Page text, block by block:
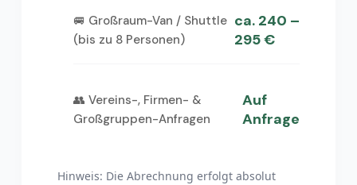
🚐 Großraum-Van / Shuttle
(bis zu 8 Personen)
ca. 240 –
295 €
👥 Vereins-, Firmen- &
Großgruppen-Anfragen
Auf
Anfrage
Hinweis: Die Abrechnung erfolgt absolut